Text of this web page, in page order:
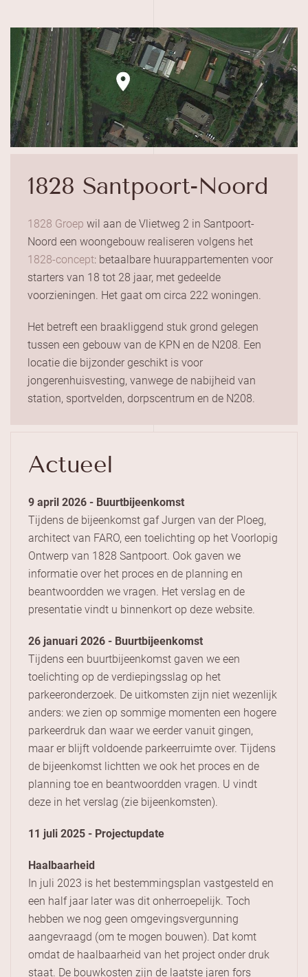
1828 Santpoort-Noord
1828 Groep wil aan de Vlietweg 2 in Santpoort-
Noord een woongebouw realiseren volgens het
1828-concept: betaalbare huurappartementen voor
starters van 18 tot 28 jaar, met gedeelde
voorzieningen. Het gaat om circa 222 woningen.
Het betreft een braakliggend stuk grond gelegen
tussen een gebouw van de KPN en de N208. Een
locatie die bijzonder geschikt is voor
jongerenhuisvesting, vanwege de nabijheid van
station, sportvelden, dorpscentrum en de N208.
Actueel
9 april 2026 - Buurtbijeenkomst
Tijdens de bijeenkomst gaf Jurgen van der Ploeg,
architect van FARO, een toelichting op het Voorlopig
Ontwerp van 1828 Santpoort. Ook gaven we
informatie over het proces en de planning en
beantwoordden we vragen. Het verslag en de
presentatie vindt u binnenkort op deze website.
26 januari 2026 - Buurtbijeenkomst
Tijdens een buurtbijeenkomst gaven we een
toelichting op de verdiepingsslag op het
parkeeronderzoek. De uitkomsten zijn niet wezenlijk
anders: we zien op sommige momenten een hogere
parkeerdruk dan waar we eerder vanuit gingen,
maar er blijft voldoende parkeerruimte over. Tijdens
de bijeenkomst lichtten we ook het proces en de
planning toe en beantwoordden vragen. U vindt
deze in het verslag (zie bijeenkomsten).
11 juli 2025 - Projectupdate
Haalbaarheid
In juli 2023 is het bestemmingsplan vastgesteld en
een half jaar later was dit onherroepelijk. Toch
hebben we nog geen omgevingsvergunning
aangevraagd (om te mogen bouwen). Dat komt
omdat de haalbaarheid van het project onder druk
staat. De bouwkosten zijn de laatste jaren fors